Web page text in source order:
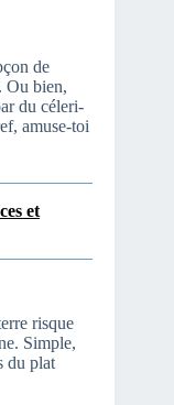
de
Ou bien,
du céleri-
amuse-toi
et
risque
Simple,
du plat